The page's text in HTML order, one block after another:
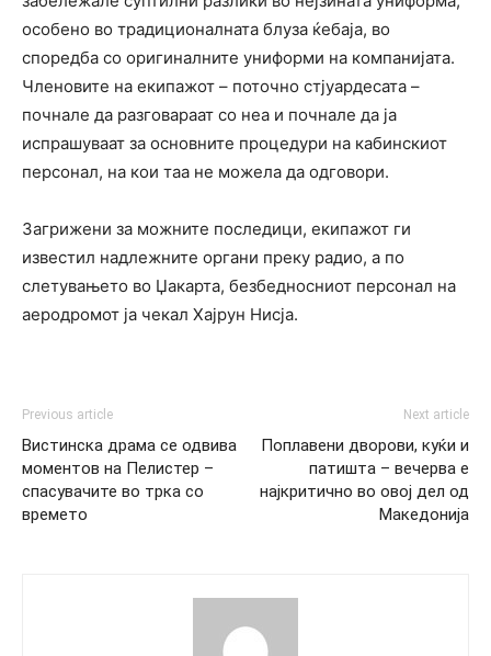
особено во традиционалната блуза ќебаја, во
споредба со оригиналните униформи на компанијата.
Членовите на екипажот – поточно стјуардесата –
почнале да разговараат со неа и почнале да ја
испрашуваат за основните процедури на кабинскиот
персонал, на кои таа не можела да одговори.
Загрижени за можните последици, екипажот ги
известил надлежните органи преку радио, а по
слетувањето во Џакарта, безбедносниот персонал на
аеродромот ја чекал Хајрун Нисја.
Previous article
Вистинска драма се одвива
моментов на Пелистер –
спасувачите во трка со
времето
Next article
Поплавени дворови, куќи и
патишта – вечерва е
најкритично во овој дел од
Македонија